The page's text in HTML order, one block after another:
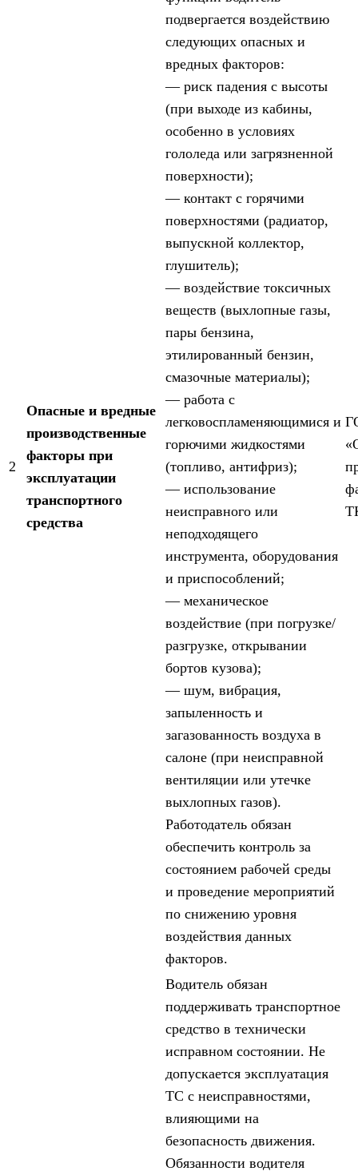
2
Опасные и вредные
производственные
факторы при
эксплуатации
транспортного
средства
подвергается воздействию
следующих опасных и
вредных факторов:
— риск падения с высоты
(при выходе из кабины,
особенно в условиях
гололеда или загрязненной
поверхности);
— контакт с горячими
поверхностями (радиатор,
выпускной коллектор,
глушитель);
— воздействие токсичных
веществ (выхлопные газы,
пары бензина,
этилированный бензин,
смазочные материалы);
— работа с
легковоспламеняющимися и
горючими жидкостями
(топливо, антифриз);
— использование
неисправного или
неподходящего
инструмента, оборудования
и приспособлений;
— механическое
воздействие (при погрузке/
разгрузке, открывании
бортов кузова);
— шум, вибрация,
запыленность и
загазованность воздуха в
салоне (при неисправной
вентиляции или утечке
выхлопных газов).
Работодатель обязан
обеспечить контроль за
состоянием рабочей среды
и проведение мероприятий
по снижению уровня
воздействия данных
факторов.
Водитель обязан
поддерживать транспортное
средство в технически
исправном состоянии. Не
допускается эксплуатация
ТС с неисправностями,
влияющими на
безопасность движения.
Обязанности водителя